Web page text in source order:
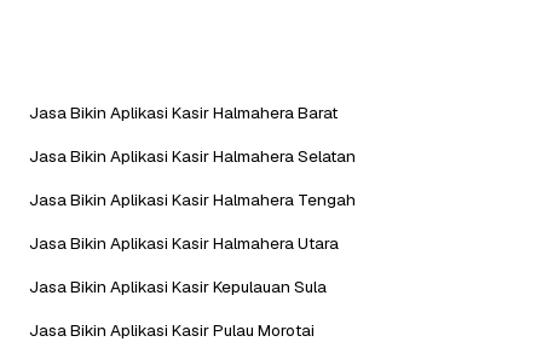
Jasa Bikin Aplikasi Kasir Halmahera Barat
Jasa Bikin Aplikasi Kasir Halmahera Selatan
Jasa Bikin Aplikasi Kasir Halmahera Tengah
Jasa Bikin Aplikasi Kasir Halmahera Utara
Jasa Bikin Aplikasi Kasir Kepulauan Sula
Jasa Bikin Aplikasi Kasir Pulau Morotai